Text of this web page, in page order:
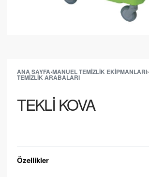
ANA SAYFA›MANUEL TEMIZLIK EKIPMANLARI›
TEMIZLIK ARABALARI
TEKLİ KOVA
Özellikler